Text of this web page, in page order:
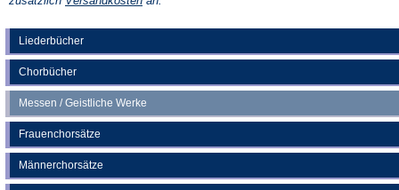
Liederbücher
Chorbücher
Messen / Geistliche Werke
Frauenchorsätze
Männerchorsätze